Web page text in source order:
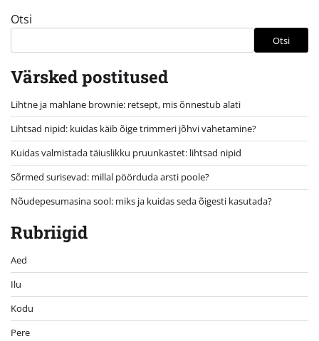
Otsi
Otsi
Värsked postitused
Lihtne ja mahlane brownie: retsept, mis õnnestub alati
Lihtsad nipid: kuidas käib õige trimmeri jõhvi vahetamine?
Kuidas valmistada täiuslikku pruunkastet: lihtsad nipid
Sõrmed surisevad: millal pöörduda arsti poole?
Nõudepesumasina sool: miks ja kuidas seda õigesti kasutada?
Rubriigid
Aed
Ilu
Kodu
Pere